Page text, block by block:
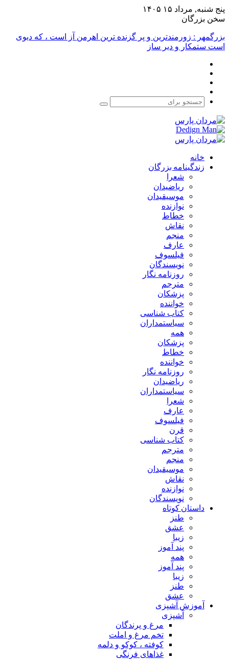
پنج شنبه, مرداد ۱۵ ۱۴۰۵
سخن بزرگان
بزرگمهر : زورمندترین و پر گزنده ترین اهرمن آز است ، که دیوی
است ستمکار و دیر ساز
جستجو
خانه
زندگینامه بزرگان
شعرا
ریاضیدان
موسیقیدان
نوازنده
خطاط
نقاش
منجم
عارف
فیلسوف
نویسندگان
روزنامه نگار
مترجم
پزشکان
خواننده
کتاب شناسی
سیاستمداران
همه
پزشکان
خطاط
خواننده
روزنامه نگار
ریاضیدان
سیاستمداران
شعرا
عارف
فیلسوف
قرن
کتاب شناسی
مترجم
منجم
موسیقیدان
نقاش
نوازنده
نویسندگان
داستان کوتاه
طنز
عشق
زیبا
پند آموز
همه
پند آموز
زیبا
طنز
عشق
آموزش آشپزی
آشپزی
مرغ و پرندگان
تخم مرغ و املت
کوفته ، کوکو و دلمه
غذاهای فرنگی